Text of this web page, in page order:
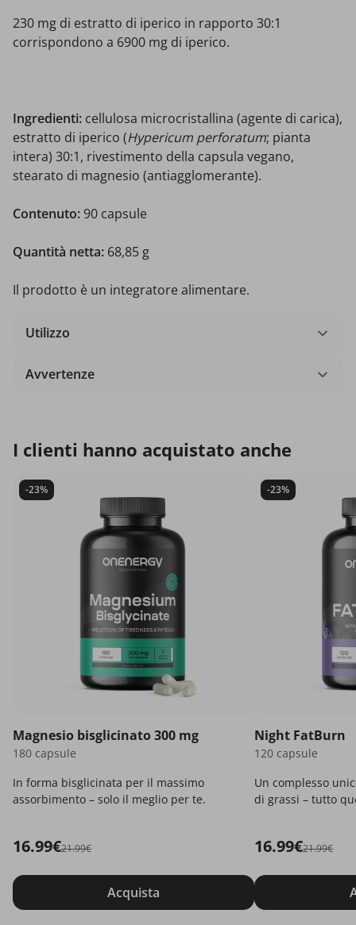
230 mg di estratto di iperico in rapporto 30:1
corrispondono a 6900 mg di iperico.
Ingredienti: cellulosa microcristallina (agente di carica),
estratto di iperico (Hypericum perforatum; pianta
intera) 30:1, rivestimento della capsula vegano,
stearato di magnesio (antiagglomerante).
Contenuto:90 capsule
Quantità netta: 68,85 g
Il prodotto è un integratore alimentare.
Utilizzo
Avvertenze
I clienti hanno acquistato anche
-23%
Magnesio bisglicinato 300 mg
180 capsule
In forma bisglicinata per il massimo
assorbimento – solo il meglio per te.
16.99€21.99€
Acquista
-23%
Night FatBurn
120 capsule
Un complesso
di grassi – tutto
16.99€21.99€